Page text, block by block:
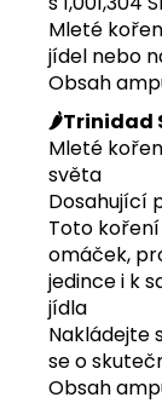
Mleté
jídel nebo
Obsah
🌶️Trinidad
Mleté
světa
Dosahující
Toto
omáček,
jedince i k
jídla
Nakládejte
se o
Obsah